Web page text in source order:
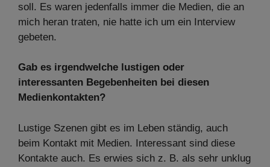
soll. Es waren jedenfalls immer die Medien, die an
mich heran traten, nie hatte ich um ein Interview
gebeten.
Gab es irgendwelche lustigen oder
interessanten Begebenheiten bei diesen
Medienkontakten?
Lustige Szenen gibt es im Leben ständig, auch
beim Kontakt mit Medien. Interessant sind diese
Kontakte auch. Es erwies sich z. B. als sehr unklug